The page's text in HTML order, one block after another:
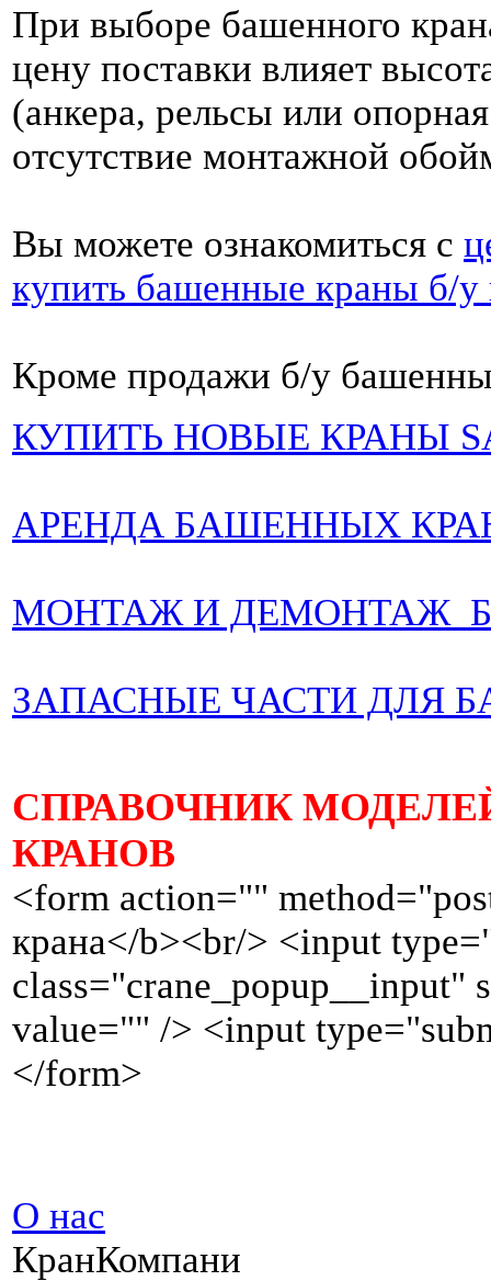
При выборе башенного
цену поставки влияет
(анкера, рельсы или
отсутствие монтажной
Вы можете ознакомиться с
купить башенные краны б/у
Кроме продажи б/у
КУПИТЬ НОВЫЕ КРАНЫ
АРЕНДА БАШЕННЫХ
МОНТАЖ И ДЕМОНТАЖ
ЗАПАСНЫЕ ЧАСТИ ДЛЯ
СПРАВОЧНИК
КРАНОВ
<form action=""
крана</b><br/> <input
class="crane_popup__input"
value="" /> <input
</form>
О нас
КранКомпани